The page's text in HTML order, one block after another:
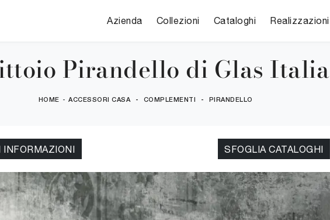
Azienda Collezioni Cataloghi Realizzazioni
Pirandello di Glas Italia
HOME - ACCESSORI CASA - COMPLEMENTI - PIRANDELLO
INFORMAZIONI SFOGLIA CATALOGHI